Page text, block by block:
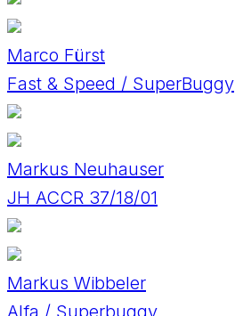
Marco Fürst
Fast & Speed / SuperBuggy
Markus Neuhauser
JH ACCR 37/18/01
Markus Wibbeler
Alfa / Superbuggy